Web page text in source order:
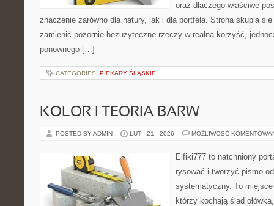
oraz dlaczego właściwe
znaczenie zarówno dla natury, jak i dla portfela. Strona skupia
zamienić pozornie bezużyteczne rzeczy w realną korzyść,
ponownego […]
CATEGORIES: PIEKARY ŚLĄSKIE
KOLOR I TEORIA BARW
POSTED BY ADMIN LUT - 21 - 2026 MOŻLIWOŚĆ
Elfiki777 to natchniony
rysować i tworzyć pismo
systematyczny. To
którzy kochają ślad